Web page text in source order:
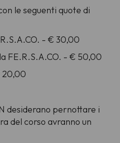
le seguenti quote di
- € 30,00
FE.R.S.A.CO. - € 50,00
20,00
desiderano pernottare i
del corso avranno un